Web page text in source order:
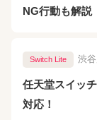
NG行動も解説
Switch Lite 渋
任天堂スイッ
対応！